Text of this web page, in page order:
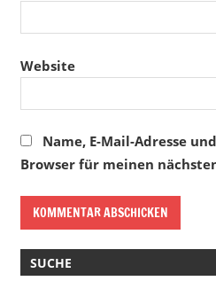
Website
Name, E-Mail-Adresse
Browser für meinen
SUCHE